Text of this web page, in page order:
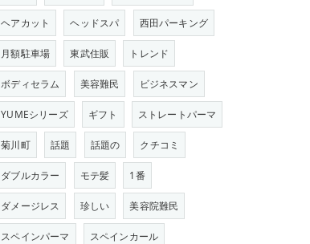
ヘアカット ヘッドスパ 西田パーキング
月額駐車場 東武住販 トレンド
ボディセラム 美容難民 ビジネスマン
YUMEシリーズ ギフト ストレートパーマ
菊川町 話題 話題の クチコミ
ダブルカラー モテ髪 1番
ダメージレス 珍しい 美容院難民
スペインパーマ スペインカール